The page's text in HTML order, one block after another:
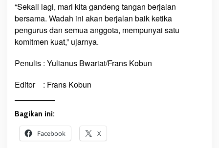
“Sekali lagi, mari kita gandeng tangan berjalan
bersama. Wadah ini akan berjalan baik ketika
pengurus dan semua anggota, mempunyai satu
komitmen kuat,” ujarnya.
Penulis : Yulianus Bwariat/Frans Kobun
Editor : Frans Kobun
Bagikan ini:
Facebook X